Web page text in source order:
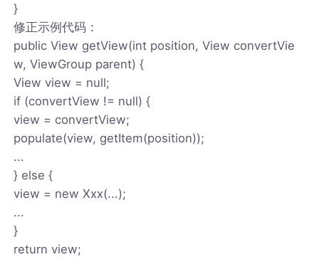
}
修正示例代码：
public View getView(int position, View convertVie
w, ViewGroup parent) {
View view = null;
if (convertView != null) {
view = convertView;
populate(view, getItem(position));
...
} else {
view = new Xxx(...);
...
}
return view;